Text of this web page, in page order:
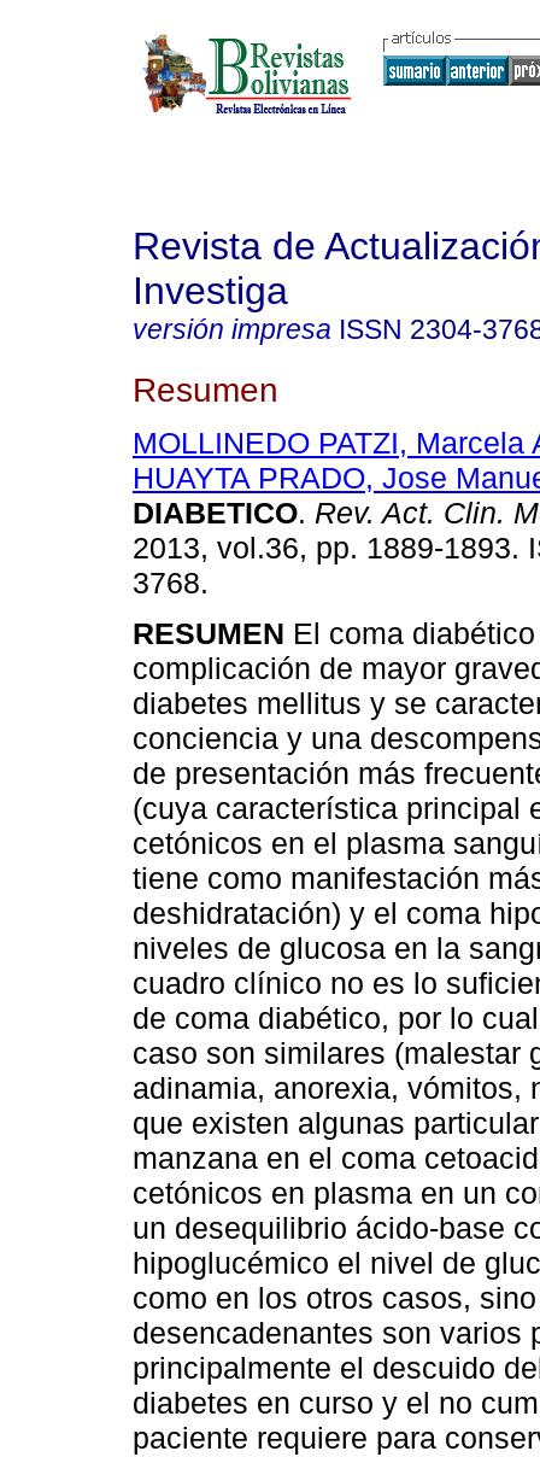
Revista de
Investiga
versión impresa ISSN 2304-
Resumen
MOLLINEDO PATZI, Marcela
HUAYTA PRADO, Jose
DIABETICO. Rev. Act. Clin.
2013, vol.36, pp. 1889-1893.
3768.
RESUMEN El coma
complicación de mayor
diabetes mellitus y se
conciencia y una
de presentación más
(cuya característica principal
cetónicos en el plasma
tiene como manifestación
deshidratación) y el coma
niveles de glucosa en la
cuadro clínico no es lo
de coma diabético, por lo
caso son similares (malestar
adinamia, anorexia, vómitos,
que existen algunas
manzana en el coma
cetónicos en plasma en un
un desequilibrio ácido-base
hipoglucémico el nivel de
como en los otros casos,
desencadenantes son varios
principalmente el descuido
diabetes en curso y el no
paciente requiere para